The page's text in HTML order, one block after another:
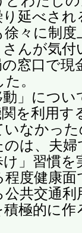
延べさ
々に制
んが気付
窓口で現
。
」につい
を利用
なかっ
は、夫婦
」習慣を
度健康
共交通
極的に